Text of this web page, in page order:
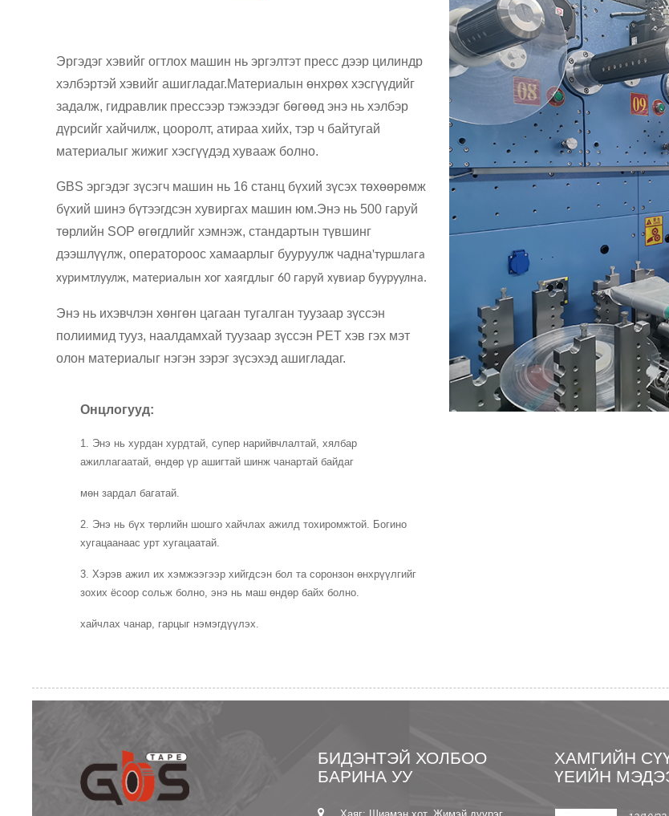
Эргэдэг хэвийг огтлох машин нь эргэлтэт пресс дээр цилиндр
хэлбэртэй хэвийг ашигладаг.Материалын өнхрөх хэсгүүдийг
задалж, гидравлик прессээр тэжээдэг бөгөөд энэ нь хэлбэр
дүрсийг хайчилж, цооролт, атираа хийх, тэр ч байтугай
материалыг жижиг хэсгүүдэд хувааж болно.
GBS эргэдэг зүсэгч машин нь 16 станц бүхий зүсэх төхөөрөмж
бүхий шинэ бүтээгдсэн хувиргах машин юм.Энэ нь 500 гаруй
төрлийн SOP өгөгдлийг хэмнэж, стандартын түвшинг
дээшлүүлж, оператороос хамаарлыг бууруулж чадна'туршлага
хуримтлуулж, материалын хог хаягдлыг 60 гаруй хувиар бууруулна.
Энэ нь ихэвчлэн хөнгөн цагаан тугалган туузаар зүссэн
полиимид тууз, наалдамхай туузаар зүссэн PET хэв гэх мэт
олон материалыг нэгэн зэрэг зүсэхэд ашигладаг.
Онцлогууд:
1. Энэ нь хурдан хурдтай, супер нарийвчлалтай, хялбар
ажиллагаатай, өндөр үр ашигтай шинж чанартай байдаг
мөн зардал багатай.
2. Энэ нь бүх төрлийн шошго хайчлах ажилд тохиромжтой. Богино
хугацаанаас урт хугацаатай.
3. Хэрэв ажил их хэмжээгээр хийгдсэн бол та соронзон өнхрүүлгийг
зохих ёсоор сольж болно, энэ нь маш өндөр байх болно.
хайчлах чанар, гарцыг нэмэгдүүлэх.
БИДЭНТЭЙ ХОЛБОО
БАРИНА УУ
ХАМГИЙН
ҮЕИЙН